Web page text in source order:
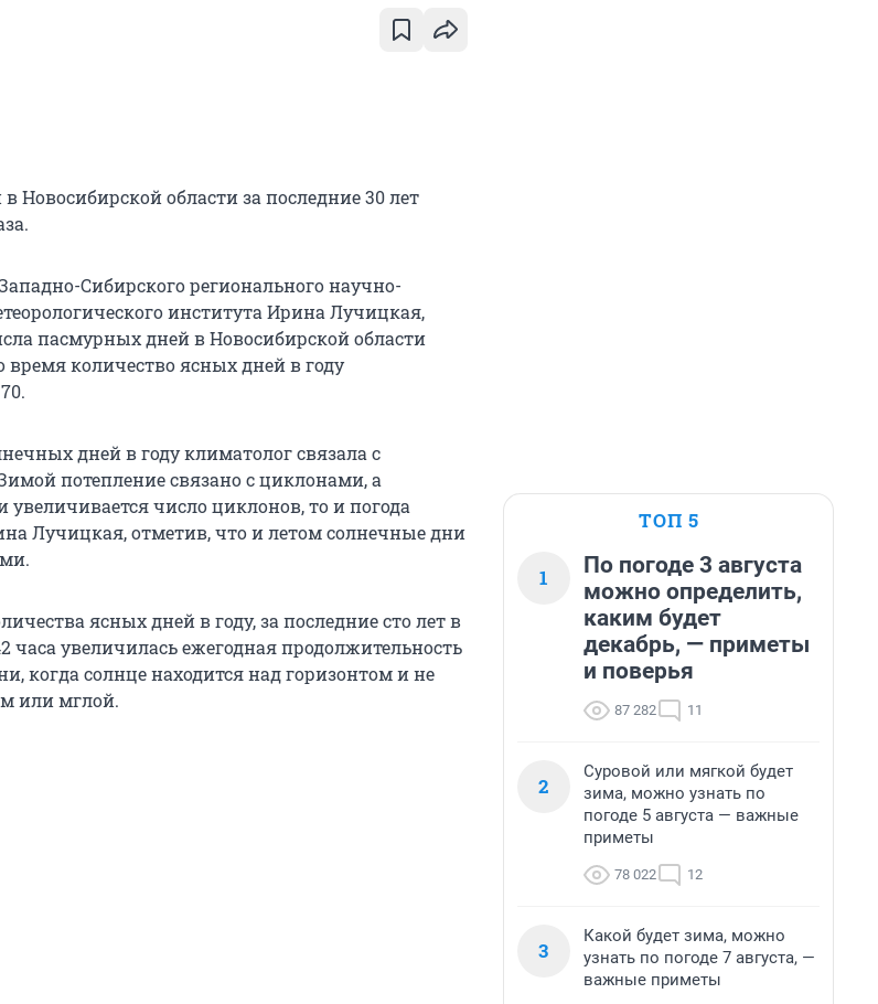
Новосибирской области за последние 30 лет
Сибирского регионального научно-
института Ирина Лучицкая,
пасмурных дней в Новосибирской области
время количество ясных дней в году
дней в году климатолог связала с
потепление связано с циклонами, а
число циклонов, то и погода
Лучицкая, отметив, что и летом солнечные дни
ясных дней в году, за последние сто лет в
часа увеличилась ежегодная продолжительность
когда солнце находится над горизонтом и не
или мглой.
ТОП 5
1
По погоде 3 августа
можно определить,
каким будет
декабрь, — приметы
и поверья
87 282 11
2
Суровой или мягкой будет
зима, можно узнать по
погоде 5 августа — важные
приметы
78 022 12
3
Какой будет зима, можно
узнать по погоде 7 августа, —
важные приметы